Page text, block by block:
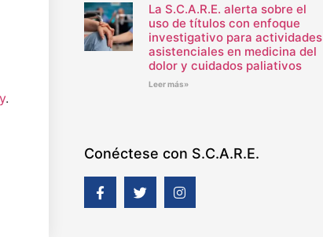
.
La S.C.A.R.E. alerta sobre el
uso de títulos con enfoque
investigativo para actividades
asistenciales en medicina del
dolor y cuidados paliativos
Leer más»
Conéctese con S.C.A.R.E.